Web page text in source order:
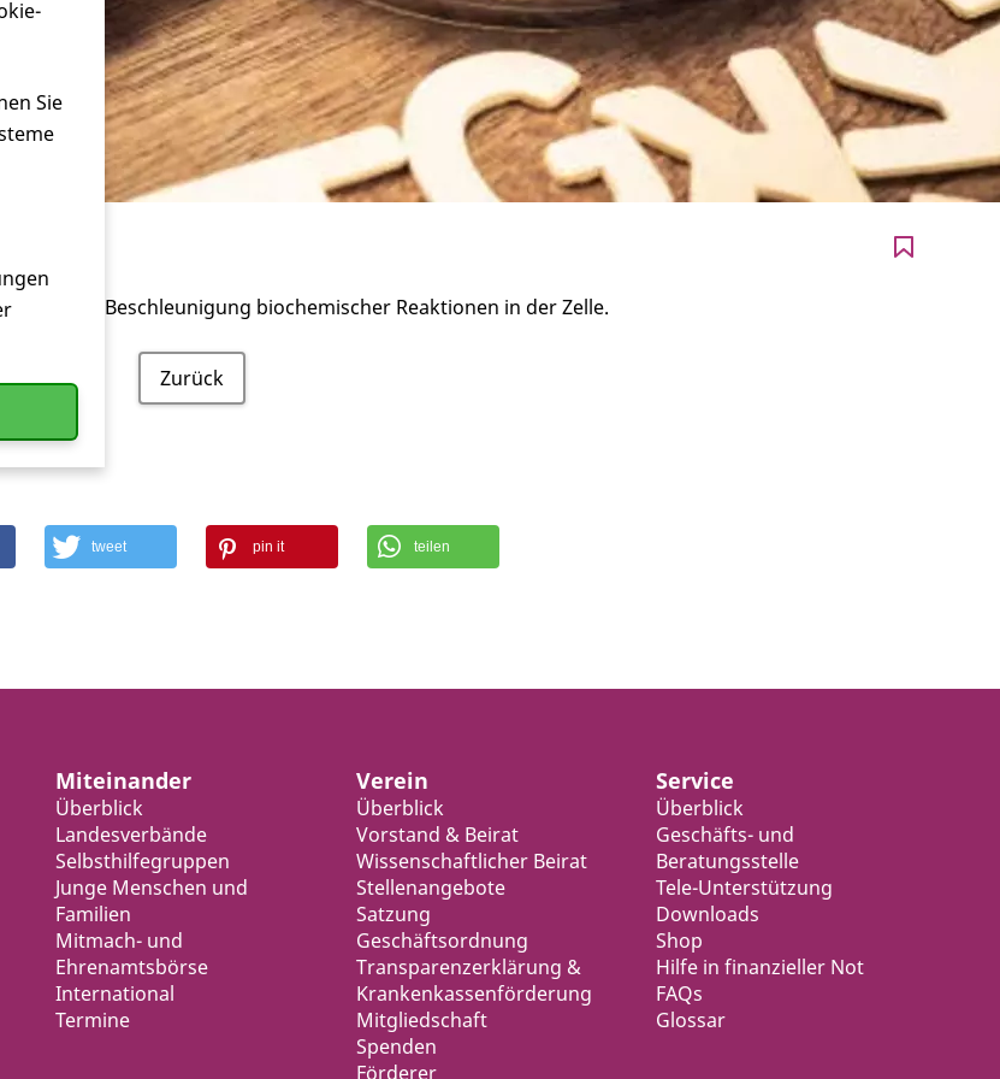
und Beschleunigung biochemischer Reaktionen in der Zelle.
Zurück
tweet pin it teilen
Miteinander
Überblick
Landesverbände
Selbsthilfegruppen
Junge Menschen und
Familien
Mitmach- und
Ehrenamtsbörse
International
Termine
Verein
Überblick
Vorstand & Beirat
Wissenschaftlicher Beirat
Stellenangebote
Satzung
Geschäftsordnung
Transparenzerklärung &
Krankenkassenförderung
Mitgliedschaft
Spenden
Förderer
Service
Überblick
Geschäfts- und
Beratungsstelle
Tele-Unterstützung
Downloads
Shop
Hilfe in finanzieller Not
FAQs
Glossar
Sie